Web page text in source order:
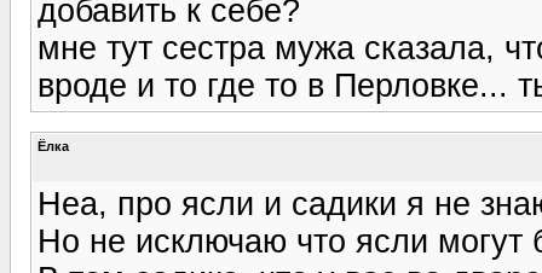
добавить к себе?
мне тут сестра мужа сказала,
вроде и то где то в Перловке...
Ёлка
Неа, про ясли и садики я не
Но не исключаю что ясли могут